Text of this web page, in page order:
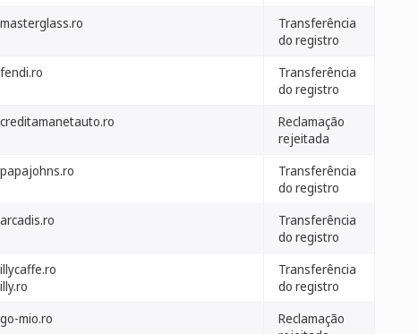
masterglass.ro
Transferência
do registro
fendi.ro
Transferência
do registro
creditamanetauto.ro
Reclamação
rejeitada
papajohns.ro
Transferência
do registro
arcadis.ro
Transferência
do registro
illycaffe.ro
illy.ro
Transferência
do registro
go-mio.ro
Reclamação